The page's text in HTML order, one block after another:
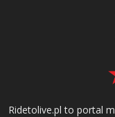
Ridetolive.pl to portal